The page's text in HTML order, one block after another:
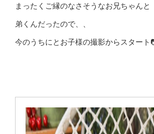
まったくご縁のなさそうなお兄ちゃんと
弟くんだったので、、
今のうちにとお子様の撮影からスタート